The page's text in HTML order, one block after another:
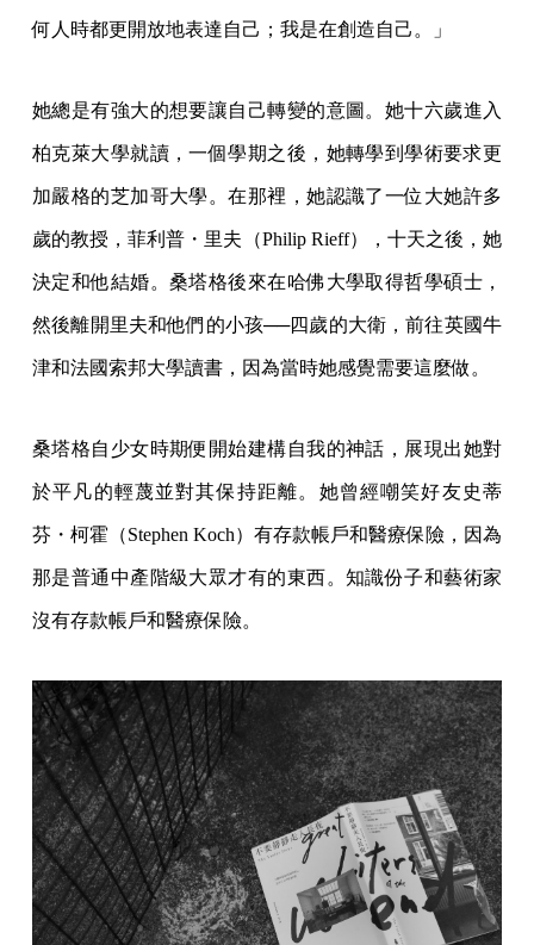
何人時都更開放地表達自己；我是在創造自己。」
她總是有強大的想要讓自己轉變的意圖。她十六歲進入
柏克萊大學就讀，一個學期之後，她轉學到學術要求更
加嚴格的芝加哥大學。在那裡，她認識了一位大她許多
歲的教授，菲利普・里夫（Philip Rieff），十天之後，她
決定和他結婚。桑塔格後來在哈佛大學取得哲學碩士，
然後離開里夫和他們的小孩──四歲的大衛，前往英國牛
津和法國索邦大學讀書，因為當時她感覺需要這麼做。
桑塔格自少女時期便開始建構自我的神話，展現出她對
於平凡的輕蔑並對其保持距離。她曾經嘲笑好友史蒂
芬・柯霍（Stephen Koch）有存款帳戶和醫療保險，因為
那是普通中產階級大眾才有的東西。知識份子和藝術家
沒有存款帳戶和醫療保險。